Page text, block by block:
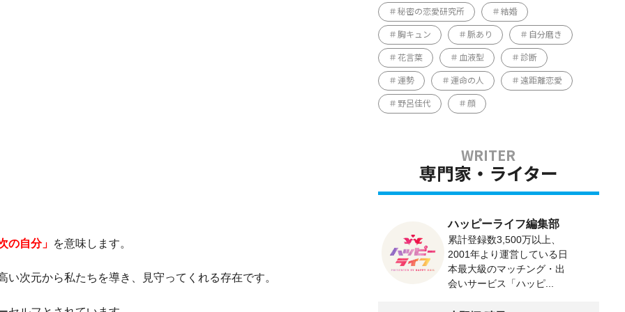
の自分」 を意味します。
次元から私たちを導き、見守ってくれる存在です。
秘密の恋愛研究所 結婚
胸キュン 脈あり 自分磨き
花言葉 血液型 診断
運勢 運命の人 遠距離恋愛
野呂佳代 顔
専門家・ライター
ハッピーライフ編集部
累計登録数3,500万以上、
2001年より運営している日
本最大級のマッチング・出
会いサービス「ハッピ...